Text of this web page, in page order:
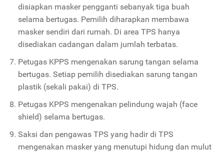
disiapkan masker pengganti sebanyak tiga buah
selama bertugas. Pemilih diharapkan membawa
masker sendiri dari rumah. Di area TPS hanya
disediakan cadangan dalam jumlah terbatas.
Petugas KPPS mengenakan sarung tangan selama
bertugas. Setiap pemilih disediakan sarung tangan
plastik (sekali pakai) di TPS.
Petugas KPPS mengenakan pelindung wajah (face
shield) selama bertugas.
Saksi dan pengawas TPS yang hadir di TPS
mengenakan masker yang menutupi hidung dan mulut